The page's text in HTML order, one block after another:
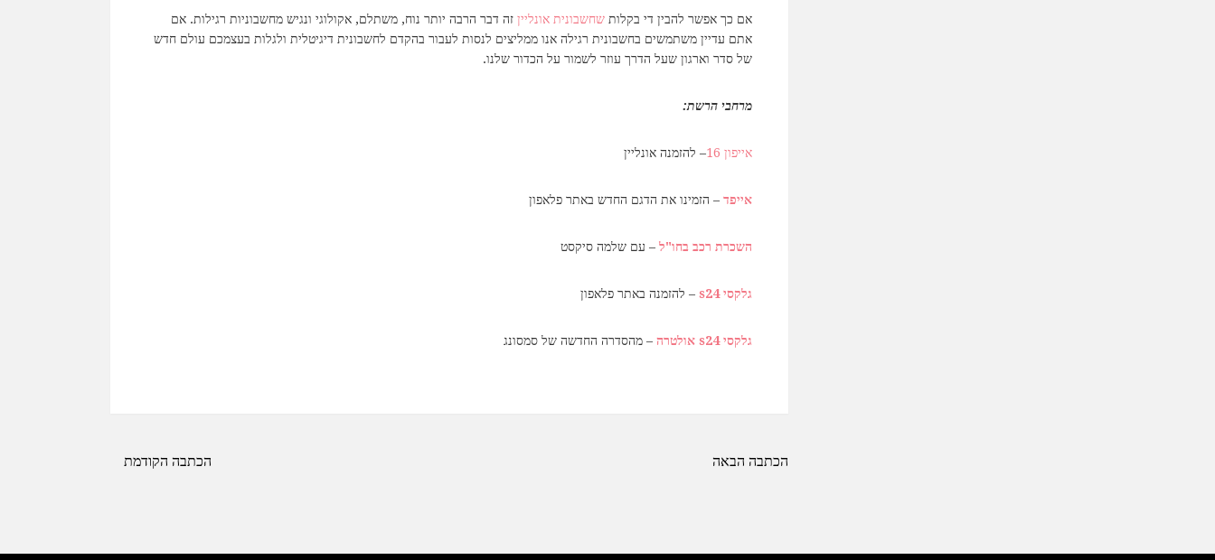
אם כך אפשר להבין די בקלותשחשבונית אונליין זה דבר הרבה יותר נוח, משתלם, אקולוגי ונגיש מחשבוניות רגילות. אם
אתם עדיין משתמשים בחשבונית רגילה אנו ממליצים לנסות לעבור בהקדם לחשבונית דיגיטלית ולגלות בעצמכם עולם חדש
של סדר וארגון שעל הדרך עוזר לשמור על הכדור שלנו.
מרחבי הרשת:
אייפון 16 – להזמנה אונליין
אייפד – הזמינו את הדגם החדש באתר פלאפון
השכרת רכב בחו"ל – עם שלמה סיקסט
גלקסי s24 – להזמנה באתר פלאפון
גלקסי s24 אולטרה – מהסדרה החדשה של סמסונג
ניווט
הכתבה הבאה הכתבה הקודמת